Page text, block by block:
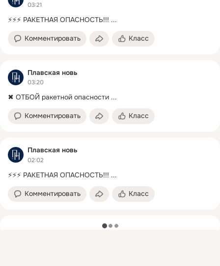
03:21
⚡⚡⚡ РАКЕТНАЯ ОПАСНОСТЬ!!! ...
Комментировать Класс
Плавская новь
03:20
✖ ОТБОЙ ракетной опасности ...
Комментировать Класс
Плавская новь
02:02
⚡⚡⚡ РАКЕТНАЯ ОПАСНОСТЬ!!! ...
Комментировать Класс